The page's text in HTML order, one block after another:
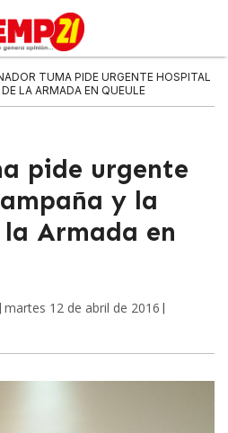
TUMA PIDE URGENTE HOSPITAL
LA ARMADA EN QUEULE
pide urgente
y la
Armada en
martes 12 de abril de 2016